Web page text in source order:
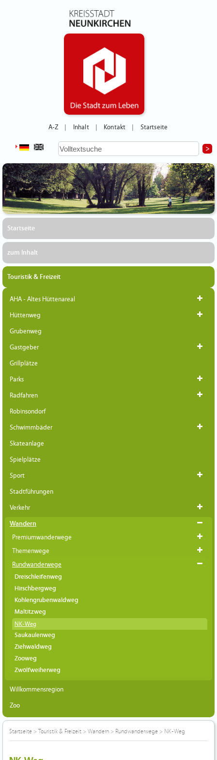
A-Z Inhalt Kontakt Startseite
Startseite
zum Inhalt
Touristik & Freizeit
AHA - Altes Hüttenareal
Hüttenweg
Grubenweg
Gastgeber
Grillplätze
Parks
Radfahren
Robinsondorf
Schwimmbäder
Skateanlage
Spielplätze
Sport
Stadtführungen
Verkehr
Wandern
Premiumwanderwege
Themenwege
Rundwanderwege
Dreischleifenweg
Hirschbergweg
Kohlengrubenwaldweg
Maltitzweg
NK-Weg
Saukaulenweg
Ziehwaldweg
Zooweg
Zwölfweiherweg
Willkommensregion
Zoo
Startseite > Touristik & Freizeit > Wandern > Rundwanderwege > NK-Weg